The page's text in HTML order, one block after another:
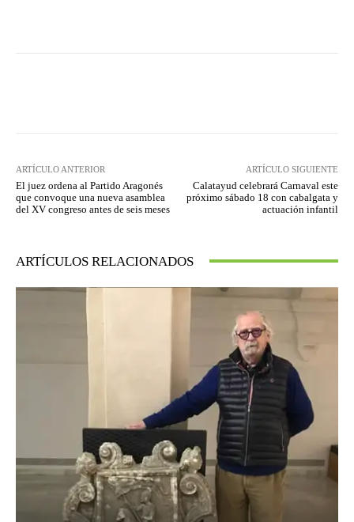
ARTÍCULO ANTERIOR
El juez ordena al Partido Aragonés
que convoque una nueva asamblea
del XV congreso antes de seis meses
ARTÍCULO SIGUIENTE
Calatayud celebrará Carnaval este
próximo sábado 18 con cabalgata y
actuación infantil
ARTÍCULOS RELACIONADOS